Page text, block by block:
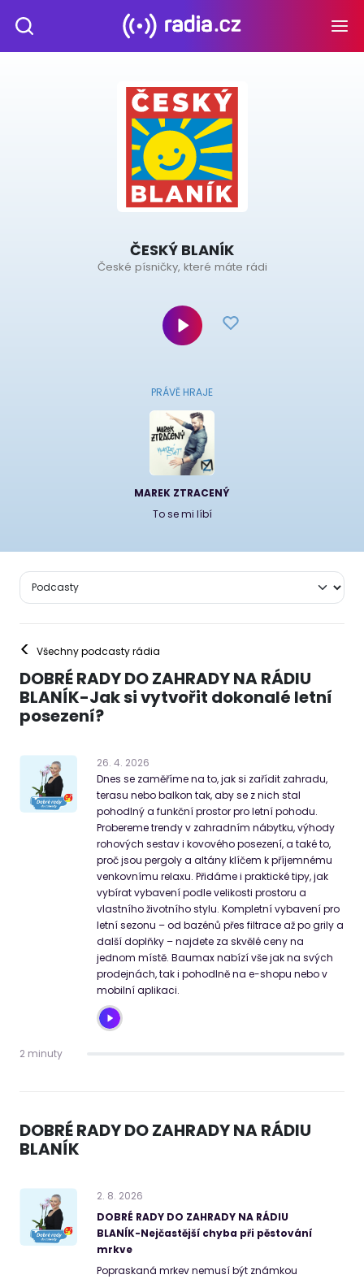
ČESKÝ BLANÍK
České písničky, které máte rádi
PRÁVĚ HRAJE
MAREK ZTRACENÝ
To se mi líbí
< Všechny podcasty rádia
DOBRÉ RADY DO ZAHRADY NA RÁDIU
BLANÍK-Jak si vytvořit dokonalé letní
posezení?
26. 4. 2026
Dnes se zaměříme na to, jak si zařídit zahradu,
terasu nebo balkon tak, aby se z nich stal
pohodlný a funkční prostor pro letní pohodu.
Probereme trendy v zahradním nábytku, výhody
rohových sestav i kovového posezení, a také to,
proč jsou pergoly a altány klíčem k příjemnému
venkovnímu relaxu. Přidáme i praktické tipy, jak
vybírat vybavení podle velikosti prostoru a
vlastního životního stylu. Kompletní vybavení pro
letní sezonu – od bazénů přes filtrace až po grily a
další doplňky – najdete za skvělé ceny na
jednom místě. Baumax nabízí vše jak na svých
prodejnách, tak i pohodlně na e-shopu nebo v
mobilní aplikaci.
2 minuty
DOBRÉ RADY DO ZAHRADY NA RÁDIU
BLANÍK
2. 8. 2026
DOBRÉ RADY DO ZAHRADY NA RÁDIU
BLANÍK-Nejčastější chyba při pěstování
mrkve
Popraskaná mrkev nemusí být známkou